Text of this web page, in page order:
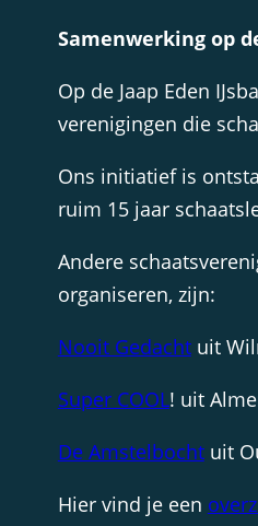
Samenwerking op
Op de Jaap Eden
verenigingen die
Ons initiatief is
ruim 15 jaar
Andere
organiseren, zijn:
Nooit Gedachtuit
Super COOL! uit
De Amstelbochtuit
Hier vind je een